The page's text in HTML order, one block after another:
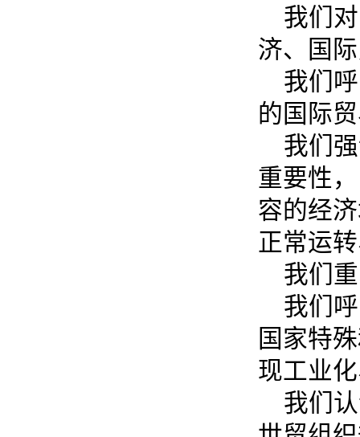
我们
济、国
我们
的国际
我们
重要性
容的经
正常运
我们
我们
国家特
现工业
我们